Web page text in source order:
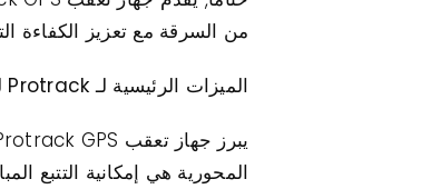
من السرقة مع تعزيز الكفاءة
الميزات الرئيسية لـ Protrack للأساطيل المختلطة
المحورية هي إمكانية التتبع